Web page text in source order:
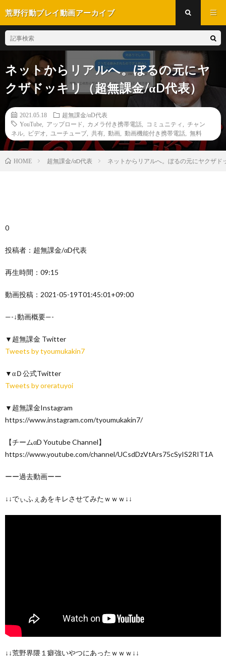
荒野行動プレイ動画アーカイブ
ネットからリアルへ。ぼるの元にヤ
クザドッキリ（超無課金/αD代表）
2021.05.18
超無課金/αD代表
YouTube
アップロード カメラ付き携帯電話 コミュニティ
チャン
ネル
ビデオ ユーチューブ 共有 動画 動画機能付き携帯電話 無料
HOME 超無課金/αD代表 ネットからリアルへ。ぼるの元にヤクザド
0
投稿者：超無課金/αD代表
再生時間：09:15
動画投稿：2021-05-19T01:45:01+09:00
—-↓動画概要—-
▼超無課金 Twitter
Tweets by tyoumukakin7
▼αＤ公式Twitter
Tweets by oreratuyoi
▼超無課金Instagram
https://www.instagram.com/tyoumukakin7/
【チームαD Youtube Channel】
https://www.youtube.com/channel/UCsdDzVtArs75cSyIS2RIT1A
ーー過去動画ーー
↓↓でぃふぇあをキレさせてみたｗｗｗ↓↓
↓↓荒野界隈１癖強いやつにあったｗｗｗ↓↓